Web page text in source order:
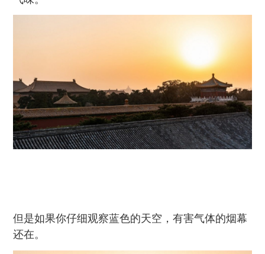
但是如果你仔细观察蓝色的天空，有害气体的烟幕
还在。